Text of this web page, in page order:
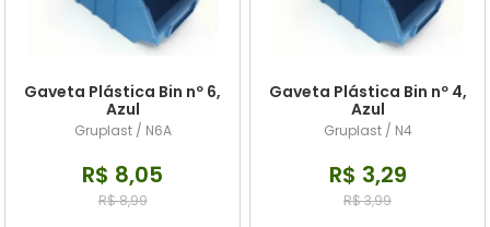
Gaveta Plástica Bin nº 6,
Azul
Gruplast / N6A
R$ 8,05
R$ 8,99
Gaveta Plástica Bin nº 4,
Azul
Gruplast / N4
R$ 3,29
R$ 3,99